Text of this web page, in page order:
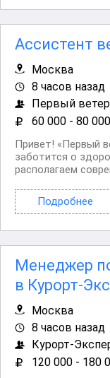
Ассистент
Москва
8 часов назад
Первый
60 000 - 80 000
Привет! «Первый
заботится о
располагаем
улучшать
пациентов. В
Подробнее
Менеджер
в Курорт-
Москва
8 часов назад
Курорт-
120 000 - 180